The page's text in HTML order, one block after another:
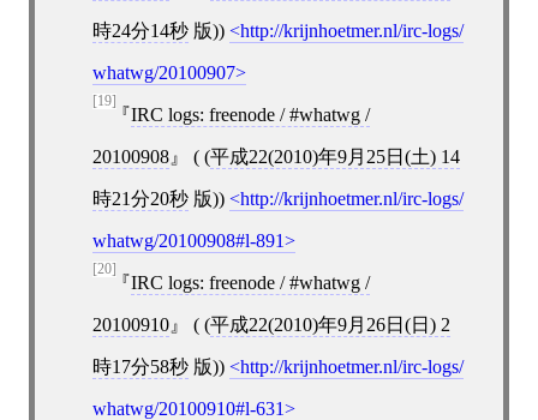
時24分14秒版)) http://krijnhoetmer.nl/irc-logs/
whatwg/20100907
[19]
IRC logs: freenode / #whatwg /
20100908 ( (平成22(2010)年9月25日(土) 14
時21分20秒版)) http://krijnhoetmer.nl/irc-logs/
whatwg/20100908#l-891
[20]
IRC logs: freenode / #whatwg /
20100910 ( (平成22(2010)年9月26日(日) 2
時17分58秒版)) http://krijnhoetmer.nl/irc-logs/
whatwg/20100910#l-631